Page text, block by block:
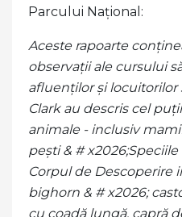
Parcului Național:
Aceste rapoarte
observații ale cursului
afluenților și locuitorilor
Clark au descris cel
animale - inclusiv
pești & # x2026;Speciile
Corpul de Descoperire
bighorn & # x2026;
cu coadă lungă, capră